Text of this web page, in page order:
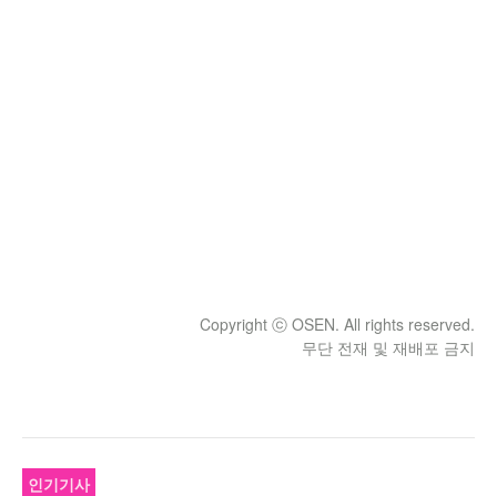
Copyright ⓒ OSEN. All rights reserved.
무단 전재 및 재배포 금지
인기기사